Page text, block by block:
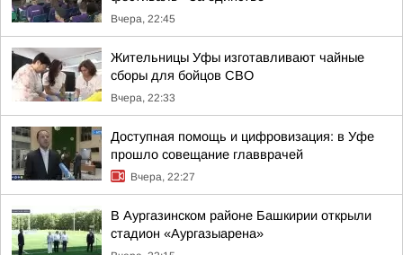
Вчера, 22:45
Жительницы Уфы изготавливают чайные
сборы для бойцов СВО
Вчера, 22:33
Доступная помощь и цифровизация: в Уфе
прошло совещание главврачей
Вчера, 22:27
В Аургазинском районе Башкирии открыли
стадион «Аургазыарена»